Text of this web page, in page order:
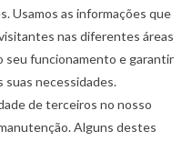
Usamos as informações que
nas diferentes áreas
seu funcionamento e garantir
suas necessidades.
de terceiros no nosso
Alguns destes